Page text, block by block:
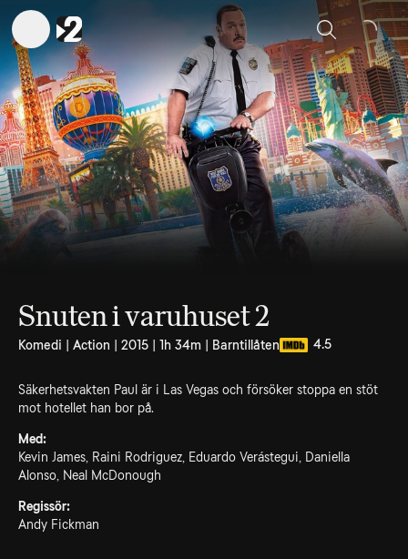
Sök
Snuten i varuhuset 2
Komedi | Action | 2015 | 1h 34m | Barntillåten 4.5
Säkerhetsvakten Paul är i Las Vegas och försöker stoppa en stöt
mot hotellet han bor på.
Med:
Kevin James, Raini Rodriguez, Eduardo Verástegui, Daniella
Alonso, Neal McDonough
Regissör:
Andy Fickman